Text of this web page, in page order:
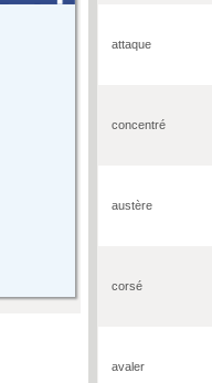
attaque
concentré
austère
corsé
avaler